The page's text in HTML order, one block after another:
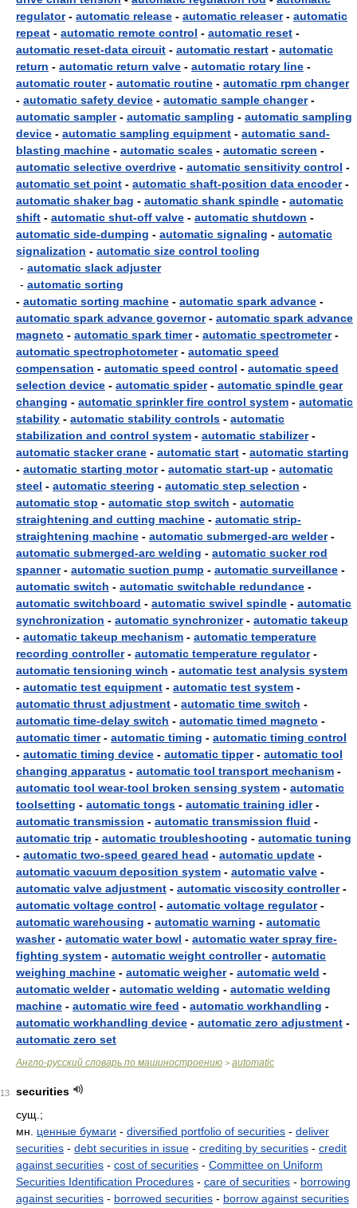
regulator- automatic release - automatic releaser- automatic
repeat - automatic remote control - automatic reset -
automatic reset-data circuit - automatic restart - automatic
return - automatic return valve - automatic rotary line -
automatic router- automatic routine - automatic rpm changer
- automatic safety device - automatic sample changer-
automatic sampler- automatic sampling - automatic sampling
device - automatic sampling equipment - automatic sand-
blasting machine - automatic scales - automatic screen -
automatic selective overdrive - automatic sensitivity control -
automatic set point - automatic shaft-position data encoder-
automatic shaker bag - automatic shank spindle - automatic
shift - automatic shut-off valve - automatic shutdown -
automatic side-dumping - automatic signaling - automatic
signalization - automatic size control tooling
- automatic slack adjuster
- automatic sorting
- automatic sorting machine - automatic spark advance -
automatic spark advance governor- automatic spark advance
magneto - automatic spark timer- automatic spectrometer-
automatic spectrophotometer- automatic speed
compensation - automatic speed control - automatic speed
selection device - automatic spider- automatic spindle gear
changing - automatic sprinkler fire control system - automatic
stability - automatic stability controls - automatic
stabilization and control system - automatic stabilizer-
automatic stacker crane - automatic start - automatic starting
- automatic starting motor- automatic start-up - automatic
steel - automatic steering - automatic step selection -
automatic stop - automatic stop switch - automatic
straightening and cutting machine - automatic strip-
straightening machine - automatic submerged-arc welder-
automatic submerged-arc welding - automatic sucker rod
spanner- automatic suction pump - automatic surveillance -
automatic switch - automatic switchable redundance -
automatic switchboard - automatic swivel spindle - automatic
synchronization - automatic synchronizer- automatic takeup
- automatic takeup mechanism - automatic temperature
recording controller- automatic temperature regulator-
automatic tensioning winch - automatic test analysis system
- automatic test equipment - automatic test system -
automatic thrust adjustment - automatic time switch -
automatic time-delay switch - automatic timed magneto -
automatic timer- automatic timing - automatic timing control
- automatic timing device - automatic tipper- automatic tool
changing apparatus - automatic tool transport mechanism -
automatic tool wear-tool broken sensing system - automatic
toolsetting - automatic tongs - automatic training idler-
automatic transmission - automatic transmission fluid -
automatic trip - automatic troubleshooting - automatic tuning
- automatic two-speed geared head - automatic update -
automatic vacuum deposition system - automatic valve -
automatic valve adjustment - automatic viscosity controller-
automatic voltage control - automatic voltage regulator-
automatic warehousing - automatic warning - automatic
washer- automatic water bowl - automatic water spray fire-
fighting system - automatic weight controller- automatic
weighing machine - automatic weigher- automatic weld -
automatic welder- automatic welding - automatic welding
machine - automatic wire feed - automatic workhandling -
automatic workhandling device - automatic zero adjustment -
automatic zero set
Англо-русский словарь по машиностроению > automatic
13
securities
сущ.;
мн. ценные бумаги - diversified portfolio of securities - deliver
securities - debt securities in issue - crediting by securities - credit
against securities - cost of securities - Committee on Uniform
Securities Identification Procedures - care of securities - borrowing
against securities - borrowed securities - borrow against securities